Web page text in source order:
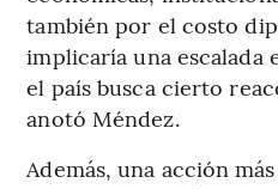
también por el costo
implicaría una escalada
el país busca cierto
anotó Méndez.
Además, una acción